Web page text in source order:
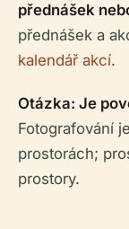
přednášek
přednášek a
kalendář akcí.
Otázka: Je
Fotografování
prostorách;
prostory.